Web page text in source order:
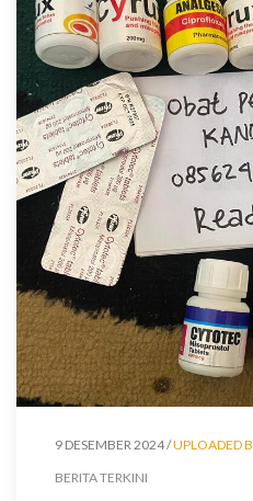
9 DESEMBER 2024 /UPLOADED
BERITA TERKINI